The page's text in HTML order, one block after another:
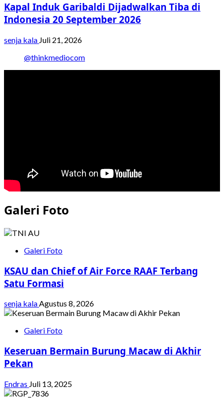
Kapal Induk Garibaldi Dijadwalkan Tiba di
Indonesia 20 September 2026
senja kala Juli 21, 2026
@thinkmediocom
Galeri Foto
Galeri Foto
KSAU dan Chief of Air Force RAAF Terbang
Satu Formasi
senja kalaAgustus 8, 2026
Galeri Foto
Keseruan Bermain Burung Macaw di Akhir
Pekan
Endras Juli 13, 2025